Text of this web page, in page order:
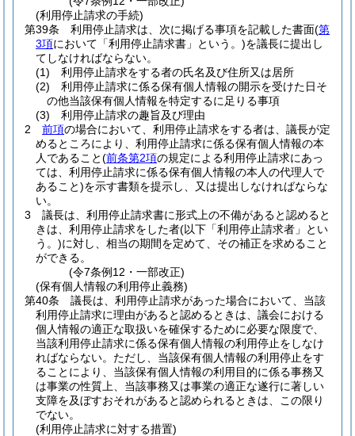
(利用停止請求の手続)
第39条
利用停止請求は、次に掲げる事項を記載した書面(第
3項において「利用停止請求書」という。)を議長に提出し
てしなければならない。
(1)
利用停止請求をする者の氏名及び住所又は居所
(2)
利用停止請求に係る保有個人情報の開示を受けた日そ
の他当該保有個人情報を特定するに足りる事項
(3)
利用停止請求の趣旨及び理由
2
前項の場合において、利用停止請求をする者は、議長が定
めるところにより、利用停止請求に係る保有個人情報の本
人であること(前条第2項の規定による利用停止請求にあっ
ては、利用停止請求に係る保有個人情報の本人の代理人で
あること)を示す書類を提示し、又は提出しなければならな
い。
3
議長は、利用停止請求書に形式上の不備があると認めると
きは、利用停止請求をした者(以下「利用停止請求者」とい
う。)に対し、相当の期間を定めて、その補正を求めること
ができる。
(令7条例12・一部改正)
(保有個人情報の利用停止義務)
第40条
議長は、利用停止請求があった場合において、当該
利用停止請求に理由があると認めるときは、議会における
個人情報の適正な取扱いを確保するために必要な限度で、
当該利用停止請求に係る保有個人情報の利用停止をしなけ
ればならない。 ただし、当該保有個人情報の利用停止をす
ることにより、当該保有個人情報の利用目的に係る事務又
は事業の性質上、当該事務又は事業の適正な遂行に著しい
支障を及ぼすおそれがあると認められるときは、この限り
でない。
(利用停止請求に対する措置)